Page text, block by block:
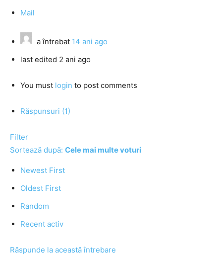
Mail
a întrebat 14 ani ago
last edited 2 ani ago
You must login to post comments
Răspunsuri (1)
Filter
Sortează după: Cele mai multe voturi
Newest First
Oldest First
Random
Recent activ
Răspunde la această întrebare